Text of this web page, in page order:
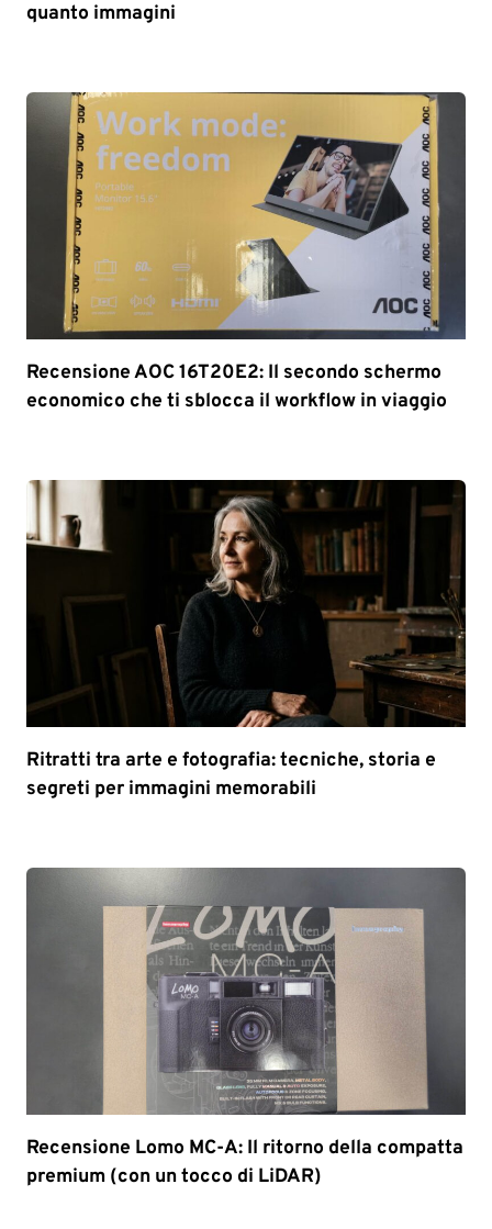
quanto immagini
Recensione AOC 16T20E2: Il secondo schermo
economico che ti sblocca il workflow in viaggio
Ritratti tra arte e fotografia: tecniche, storia e
segreti per immagini memorabili
Recensione Lomo MC-A: Il ritorno della compatta
premium (con un tocco di LiDAR)